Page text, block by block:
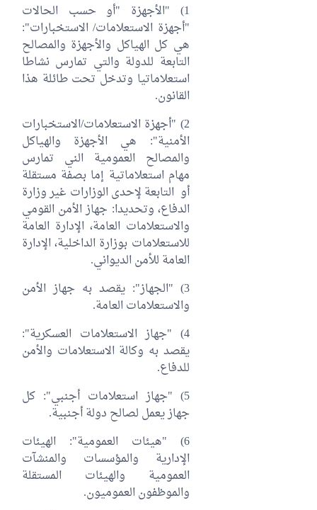
1) "الأجهزة "أو حسب الحالات
"أجهزة الاستعلامات/ الاستخبارات":
هي كل الهياكل والأجهزة والمصالح
التابعة للدولة والتي تمارس نشاطا
استعلاماتيا وتدخل تحت طائلة هذا
القانون.
2) "أجهزة الاستعلامات/الاستخبارات
الأمنية": هي الأجهزة والهياكل
والمصالح العمومية الني تمارس
مهام استعلاماتية إما بصفة مستقلة
أو التابعة لإحدى الوزارات غير وزارة
الدفاع، وتحديدا: جهاز الأمن القومي
والاستعلامات العامة، الإدارة العامة
للاستعلامات بوزارة الداخلية، الإدارة
العامة للأمن الديواني.
3) "الجهاز": يقصد به جهاز الأمن
والاستعلامات العامة.
4) "جهاز الاستعلامات العسكرية":
يقصد به وكالة الاستعلامات والأمن
للدفاع.
5) "جهاز استعلامات أجنبي": كل
جهاز يعمل لصالح دولة أجنبية.
6) "هيئات العمومية": الهيئات
الإدارية والمؤسسات والمنشآت
العمومية والهيئات المستقلة
والموظفون العموميون.